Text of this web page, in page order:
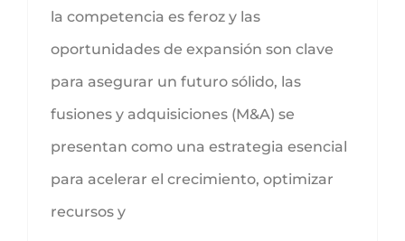
la competencia es feroz y las
oportunidades de expansión son clave
para asegurar un futuro sólido, las
fusiones y adquisiciones (M&A) se
presentan como una estrategia esencial
para acelerar el crecimiento, optimizar
recursos y